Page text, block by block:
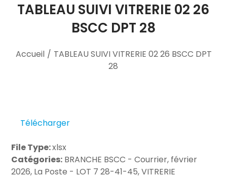
TABLEAU SUIVI VITRERIE 02 26
BSCC DPT 28
Accueil / TABLEAU SUIVI VITRERIE 02 26 BSCC DPT
28
Télécharger
File Type:xlsx
Catégories: BRANCHE BSCC - Courrier, février
2026, La Poste - LOT 7 28-41-45, VITRERIE